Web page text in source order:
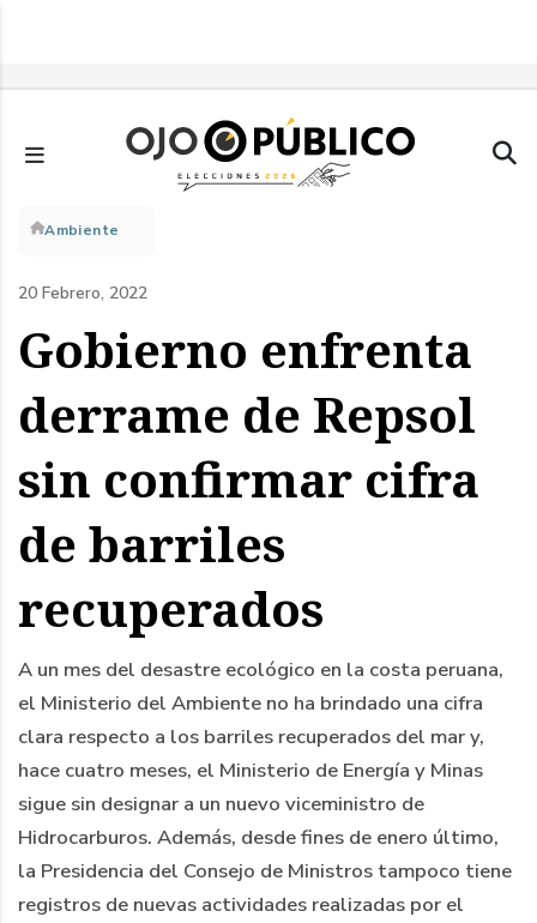
principal
Sobrescribir
enlaces
de
ayuda
a
la
navegación
Ambiente
20 Febrero, 2022
Gobierno enfrenta
derrame de Repsol
sin confirmar cifra
de barriles
recuperados
A un mes del desastre ecológico en la costa peruana,
el Ministerio del Ambiente no ha brindado una cifra
clara respecto a los barriles recuperados del mar y,
hace cuatro meses, el Ministerio de Energía y Minas
sigue sin designar a un nuevo viceministro de
Hidrocarburos. Además, desde fines de enero último,
la Presidencia del Consejo de Ministros tampoco tiene
registros de nuevas actividades realizadas por el